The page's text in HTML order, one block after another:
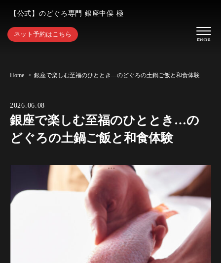
【公式】のどぐろ専門 銀座中俣 極
ネット予約はこちら
Home 銀座で楽しむ至福のひととき…のどぐろの土鍋ご飯と和食体験
2026.06.08
銀座で楽しむ至福のひととき…の
どぐろの土鍋ご飯と和食体験